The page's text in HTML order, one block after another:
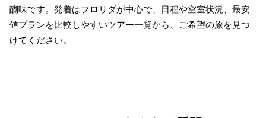
醐味です。発着はフロリダが中心で、日程や空室状況、最安
値プランを比較しやすいツアー一覧から、ご希望の旅を見つ
けてください。